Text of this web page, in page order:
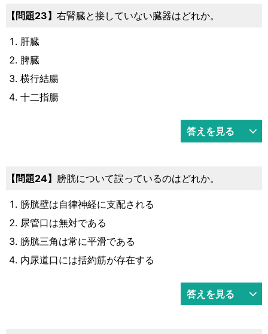
23 右腎臓と接していない臓器はどれか。
肝臓
脾臓
横行結腸
十二指腸
答えを見る
24 膀胱について誤っているのはどれか。
膀胱壁は自律神経に支配される
尿管口は無対である
膀胱三角は常に平滑である
内尿道口には括約筋が存在する
答えを見る